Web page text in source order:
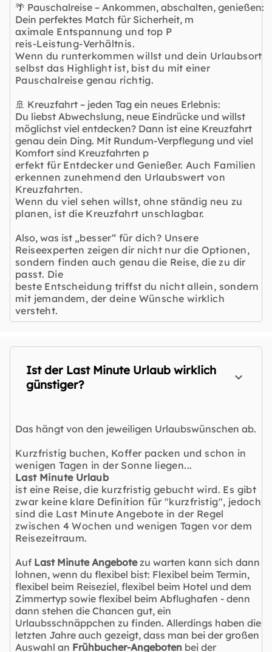
🌴 Pauschalreise – Ankommen, abschalten, genießen:
Dein perfektes Match für Sicherheit, m
aximale Entspannung und top P
reis-Leistung-Verhältnis.
Wenn du runterkommen willst und dein Urlaubsort
selbst das Highlight ist, bist du mit einer
Pauschalreise genau richtig.
🚢 Kreuzfahrt – jeden Tag ein neues Erlebnis:
Du liebst Abwechslung, neue Eindrücke und willst
möglichst viel entdecken? Dann ist eine Kreuzfahrt
genau dein Ding. Mit Rundum-Verpflegung und viel
Komfort sind Kreuzfahrten p
erfekt für Entdecker und Genießer. Auch Familien
erkennen zunehmend den Urlaubswert von
Kreuzfahrten.
Wenn du viel sehen willst, ohne ständig neu zu
planen, ist die Kreuzfahrt unschlagbar.
Also, was ist „besser“ für dich? Unsere
Reiseexperten zeigen dir nicht nur die Optionen,
sondern finden auch genau die Reise, die zu dir
passt. Die
beste Entscheidung triffst du nicht allein, sondern
mit jemandem, der deine Wünsche wirklich
versteht.
Ist der Last Minute Urlaub wirklich
günstiger?
Das hängt von den jeweiligen Urlaubswünschen ab.
Kurzfristig buchen, Koffer packen und schon in
wenigen Tagen in der Sonne liegen...
Last Minute Urlaub
ist eine Reise, die kurzfristig gebucht wird. Es gibt
zwar keine klare Definition für "kurzfristig", jedoch
sind die Last Minute Angebote in der Regel
zwischen 4 Wochen und wenigen Tagen vor dem
Reisezeitraum.
Auf Last Minute Angebotezu warten kann sich dann
lohnen, wenn du flexibel bist: Flexibel beim Termin,
flexibel beim Reiseziel, flexibel beim Hotel und dem
Zimmertyp sowie flexibel beim Abflughafen - denn
dann stehen die Chancen gut, ein
Urlaubsschnäppchen zu finden. Allerdings haben die
letzten Jahre auch gezeigt, dass man bei der großen
Auswahl an Frühbucher-Angeboten bei der